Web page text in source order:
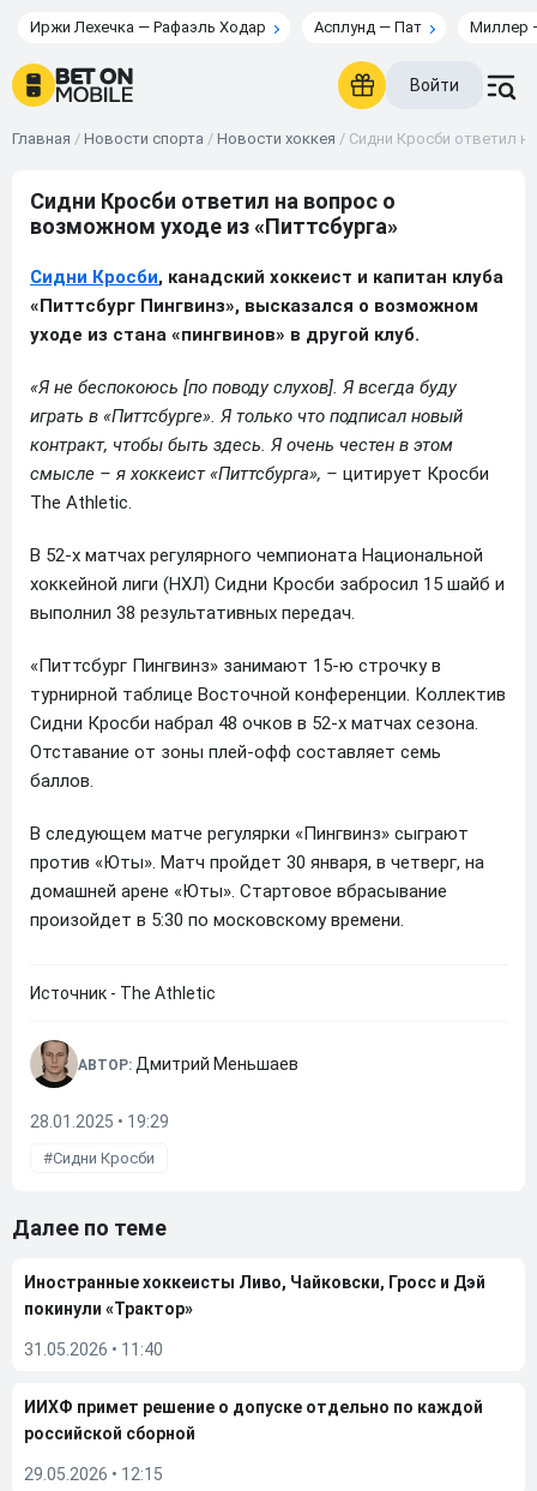
Иржи Лехечка — Рафаэль Ходар Асплунд — Пат Миллер
Войти
Главная / Новости спорта / Новости хоккея / Сидни Кросби ответил
Сидни Кросби ответил на вопрос о
возможном уходе из «Питтсбурга»
Сидни Кросби, канадский хоккеист и капитан клуба
«Питтсбург Пингвинз», высказался о возможном
уходе из стана «пингвинов» в другой клуб.
«Я не беспокоюсь [по поводу слухов]. Я всегда буду
играть в «Питтсбурге». Я только что подписал новый
контракт, чтобы быть здесь. Я очень честен в этом
смысле – я хоккеист «Питтсбурга», – цитирует Кросби
The Athletic.
В 52-х матчах регулярного чемпионата Национальной
хоккейной лиги (НХЛ) Сидни Кросби забросил 15 шайб и
выполнил 38 результативных передач.
«Питтсбург Пингвинз» занимают 15-ю строчку в
турнирной таблице Восточной конференции. Коллектив
Сидни Кросби набрал 48 очков в 52-х матчах сезона.
Отставание от зоны плей-офф составляет семь
баллов.
В следующем матче регулярки «Пингвинз» сыграют
против «Юты». Матч пройдет 30 января, в четверг, на
домашней арене «Юты». Стартовое вбрасывание
произойдет в 5:30 по московскому времени.
Источник - The Athletic
АВТОР: Дмитрий Меньшаев
28.01.2025 • 19:29
Сидни Кросби
Далее по теме
Иностранные хоккеисты Ливо, Чайковски, Гросс и Дэй
покинули «Трактор»
31.05.2026 • 11:40
ИИХФ примет решение о допуске отдельно по каждой
российской сборной
29.05.2026 • 12:15